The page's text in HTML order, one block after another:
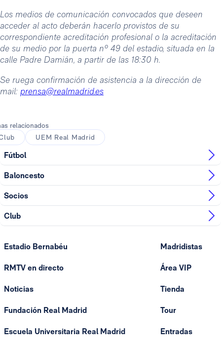
Los medios de comunicación convocados que deseen
acceder al acto deberán hacerlo provistos de su
correspondiente acreditación profesional o la acreditación
de su medio por la puerta nº 49 del estadio, situada en la
calle Padre Damián, a partir de las 18:30 h.
Se ruega confirmación de asistencia a la dirección de
mail: prensa@realmadrid.es
relacionados
UEM Real Madrid
Fútbol
Baloncesto
Socios
Club
Estadio Bernabéu
RMTV en directo
Noticias
Fundación Real Madrid
Escuela Universitaria Real Madrid
Madridistas
Área VIP
Tienda
Tour
Entradas